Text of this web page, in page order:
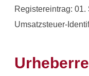
Registereintrag:
Umsatzsteuer-